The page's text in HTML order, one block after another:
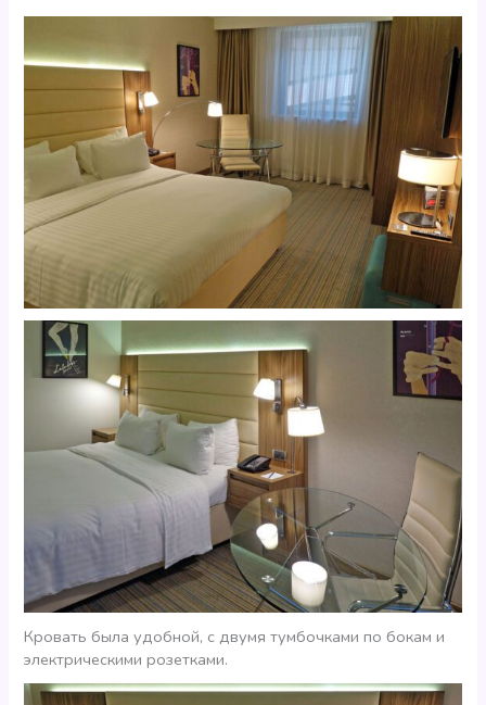
Кровать была удобной, с двумя тумбочками по бокам и
электрическими розетками.